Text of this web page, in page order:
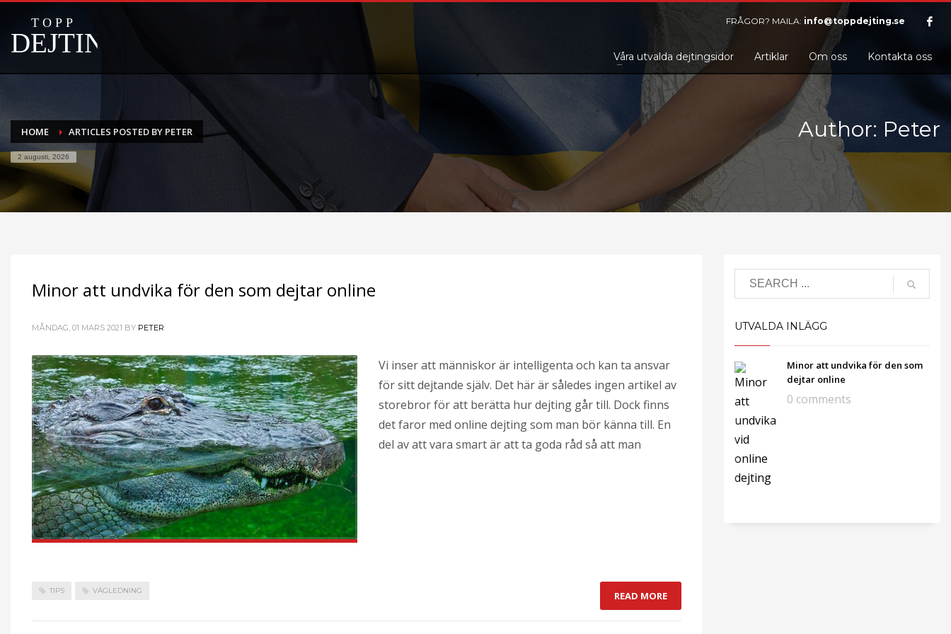
FRÅGOR? MAILA: info@toppdejting.se
Våra utvalda dejtingsidor Artiklar Om oss Kontakta oss
HOME ARTICLES POSTED BY PETER
2 augusti, 2026
Author: Peter
Minor att undvika för den som dejtar online
MÅNDAG, 01 MARS 2021 BY PETER
Vi inser att människor är intelligenta och kan ta ansvar
för sitt dejtande själv. Det här är således ingen artikel av
storebror för att berätta hur dejting går till. Dock finns
det faror med online dejting som man bör känna till. En
del av att vara smart är att ta goda råd så att man
TIPS VÄGLEDNING READ MORE
UTVALDA INLÄGG
Minor att undvika för den som
dejtar online
0 comments